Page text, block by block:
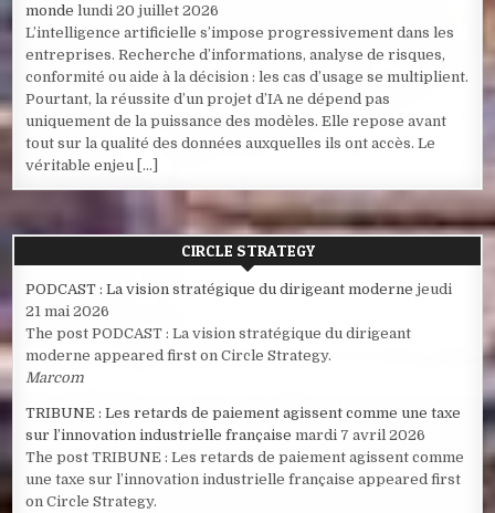
monde lundi 20 juillet 2026
L’intelligence artificielle s’impose progressivement dans les
entreprises. Recherche d’informations, analyse de risques,
conformité ou aide à la décision : les cas d’usage se multiplient.
Pourtant, la réussite d’un projet d’IA ne dépend pas
uniquement de la puissance des modèles. Elle repose avant
tout sur la qualité des données auxquelles ils ont accès. Le
véritable enjeu […]
CIRCLE STRATEGY
PODCAST : La vision stratégique du dirigeant moderne jeudi
21 mai 2026
The post PODCAST : La vision stratégique du dirigeant
moderne appeared first on Circle Strategy.
Marcom
TRIBUNE : Les retards de paiement agissent comme une taxe
sur l’innovation industrielle française mardi 7 avril 2026
The post TRIBUNE : Les retards de paiement agissent comme
une taxe sur l’innovation industrielle française appeared first
on Circle Strategy.